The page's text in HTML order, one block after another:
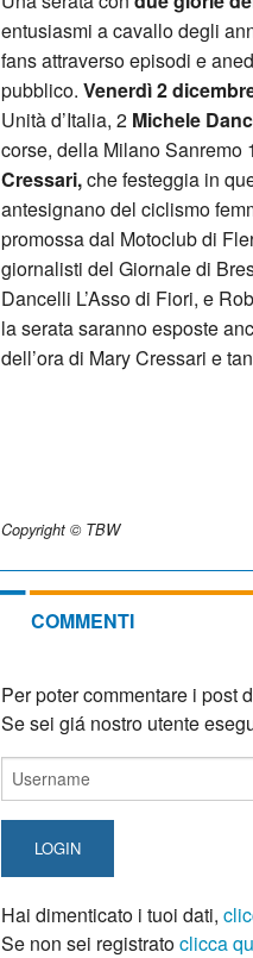
entusiasmi a cavallo degli
fans attraverso episodi e
pubblico. Venerdì 2
Unità d’Italia, 2 Michele
corse, della Milano Sanremo
Cressari,che festeggia in
antesignano del ciclismo
promossa dal Motoclub di
giornalisti del Giornale di
Dancelli L’Asso di Fiori, e
la serata saranno esposte
dell’ora di Mary Cressari e
Copyright © TBW
COMMENTI
Per poter commentare i post
Se sei giá nostro utente
LOGIN
Hai dimenticato i tuoi dati,
Se non sei registratoclicca